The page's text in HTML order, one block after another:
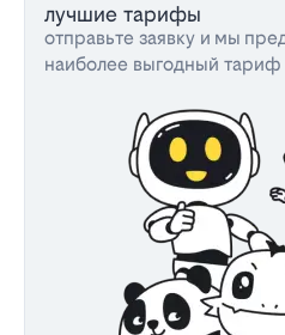
лучшие тарифы
отправьте заявку и мы
наиболее выгодный тариф